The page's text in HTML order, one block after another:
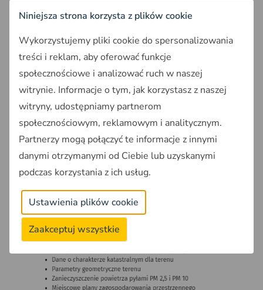
Geoportal OnGeo - Powierzchnia nieruchomości
wybranej działki - wygeneruj
OnGeo
Niniejsza strona korzysta z plików cookie
Wykorzystujemy pliki cookie do spersonalizowania
treści i reklam, aby oferować funkcje
społecznościowe i analizować ruch w naszej
witrynie. Informacje o tym, jak korzystasz z naszej
witryny, udostępniamy partnerom
społecznościowym, reklamowym i analitycznym.
Partnerzy mogą połączyć te informacje z innymi
danymi otrzymanymi od Ciebie lub uzyskanymi
podczas korzystania z ich usług.
Ustawienia plików cookie
Zaakceptuj wszystkie